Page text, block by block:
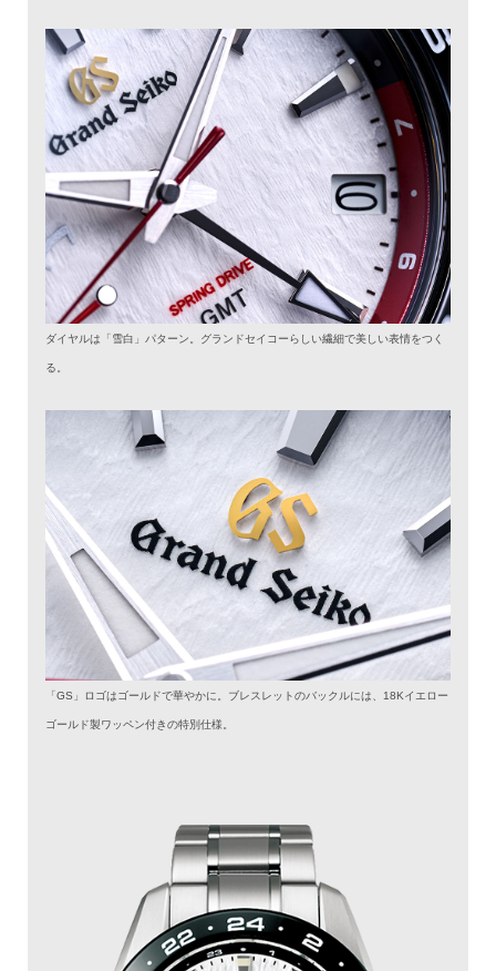
ダイヤルは「雪白」パターン。グランドセイコーらしい繊細で美しい表情をつく
る。
「GS」ロゴはゴールドで華やかに。ブレスレットのバックルには、18Kイエロー
ゴールド製ワッペン付きの特別仕様。